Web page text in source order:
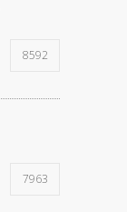
8592
7963